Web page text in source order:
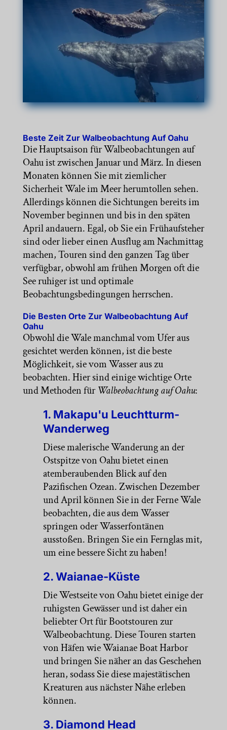
Beste Zeit Zur Walbeobachtung Auf Oahu
Die Hauptsaison für Walbeobachtungen auf
Oahu ist zwischen Januar und März. In diesen
Monaten können Sie mit ziemlicher
Sicherheit Wale im Meer herumtollen sehen.
Allerdings können die Sichtungen bereits im
November beginnen und bis in den späten
April andauern. Egal, ob Sie ein Frühaufsteher
sind oder lieber einen Ausflug am Nachmittag
machen, Touren sind den ganzen Tag über
verfügbar, obwohl am frühen Morgen oft die
See ruhiger ist und optimale
Beobachtungsbedingungen herrschen.
Die Besten Orte Zur Walbeobachtung Auf
Oahu
Obwohl die Wale manchmal vom Ufer aus
gesichtet werden können, ist die beste
Möglichkeit, sie vom Wasser aus zu
beobachten. Hier sind einige wichtige Orte
und Methoden fürWalbeobachtung auf Oahu:
1. Makapu'u Leuchtturm-
Wanderweg
Diese malerische Wanderung an der
Ostspitze von Oahu bietet einen
atemberaubenden Blick auf den
Pazifischen Ozean. Zwischen Dezember
und April können Sie in der Ferne Wale
beobachten, die aus dem Wasser
springen oder Wasserfontänen
ausstoßen. Bringen Sie ein Fernglas mit,
um eine bessere Sicht zu haben!
2. Waianae-Küste
Die Westseite von Oahu bietet einige der
ruhigsten Gewässer und ist daher ein
beliebter Ort für Bootstouren zur
Walbeobachtung. Diese Touren starten
von Häfen wie Waianae Boat Harbor
und bringen Sie näher an das Geschehen
heran, sodass Sie diese majestätischen
Kreaturen aus nächster Nähe erleben
können.
3. Diamond Head